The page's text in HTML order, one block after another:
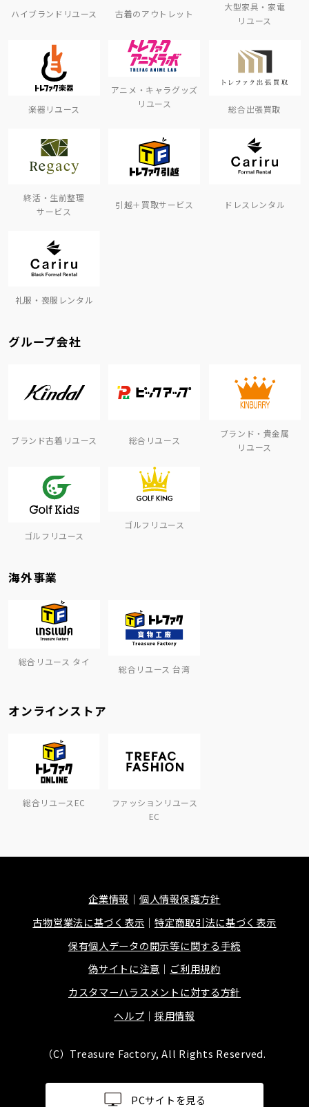
ハイブランドリユース 古着のアウトレット
大型家具・家電
リユース
楽器リユース
アニメ・キャラグッズ
リユース
総合出張買取
終活・生前整理
サービス
引越＋買取サービス ドレスレンタル
礼服・喪服レンタル
グループ会社
ブランド古着リユース 総合リユース
ブランド・貴金属
リユース
ゴルフリユース
ゴルフリユース
海外事業
総合リユース タイ
総合リユース 台湾
オンラインストア
総合リユースEC
ファッションリユース
EC
企業情報
個人情報保護方針
古物営業法に基づく表示
特定商取引法に基づく表示
保有個人データの開示等に関する手続
偽サイトに注意
ご利用規約
カスタマーハラスメントに対する方針
ヘルプ
採用情報
（C）Treasure Factory, All Rights Reserved.
PCサイトを見る